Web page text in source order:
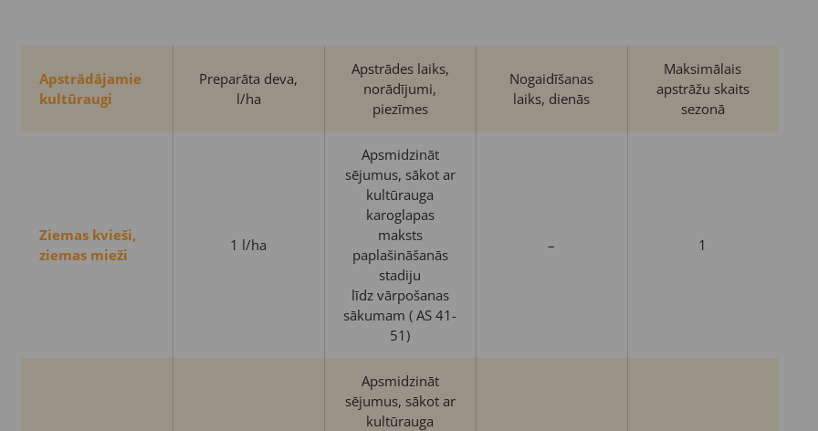
Apstrādājamie
kultūraugi
Preparāta deva,
l/ha
Apstrādes laiks,
norādījumi,
piezīmes
Nogaidīšanas
laiks, dienās
Maksimālais
apstrāžu skaits
sezonā
Ziemas kvieši,
ziemas mieži
1 l/ha
Apsmidzināt
sējumus, sākot ar
kultūrauga
karoglapas
maksts
paplašināšanās
stadiju
līdz vārpošanas
sākumam ( AS 41-
51)
– 1
Apsmidzināt
sējumus, sākot ar
kultūrauga